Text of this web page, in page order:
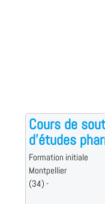
Cours de
d'études
Formation initiale
Montpellier
(34) -